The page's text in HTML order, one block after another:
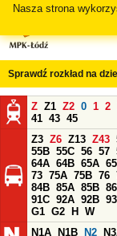
Nasza strona
Sprawdź rozkład na
Z Z1 Z2 0 1 2
41 43 45
Z3 Z6 Z13 Z43
55B 55C 56 57
64A 64B 65A
73 75A 75B 76
84B 85A 85B 86
91C 92A 92B 93
G1 G2 H
W
N1A
N1B N2